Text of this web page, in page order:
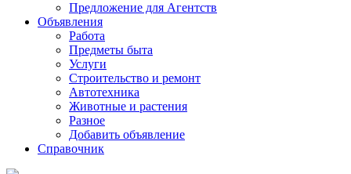
Предложение для Агентств
Объявления
Работа
Предметы быта
Услуги
Строительство и ремонт
Автотехника
Животные и растения
Разное
Добавить объявление
Справочник